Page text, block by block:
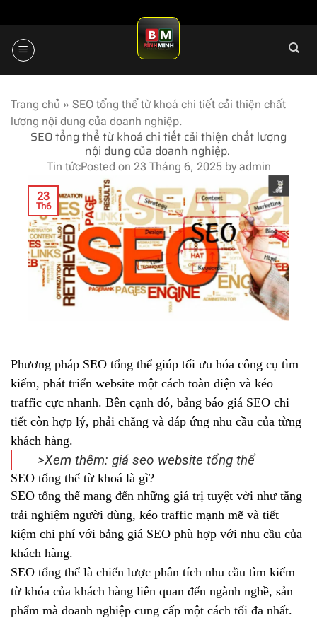
to
content
Trang chủ » SEO tổng thể từ khoá chi tiết cải thiện chất
lượng nội dung của doanh nghiệp.
SEO tổng thể từ khoá chi tiết cải thiện chất lượng
nội dung của doanh nghiệp.
Tin tứcPosted on 23 Tháng 6, 2025by admin
23
Th6
Phương pháp SEO tổng thể giúp tối ưu hóa công cụ tìm
kiếm, phát triển website một cách toàn diện và kéo
traffic cực nhanh. Bên cạnh đó, bảng báo giá SEO chi
tiết còn hợp lý, phải chăng và đáp ứng nhu cầu của từng
khách hàng.
>Xem thêm: giá seo website tổng thể
SEO tổng thể từ khoá là gì?
SEO tổng thể mang đến những giá trị tuyệt vời như tăng
trải nghiệm người dùng, kéo traffic mạnh mẽ và tiết
kiệm chi phí với bảng giá SEO phù hợp với nhu cầu của
khách hàng.
SEO tổng thể là chiến lược phân tích nhu cầu tìm kiếm
từ khóa của khách hàng liên quan đến ngành nghề, sản
phẩm mà doanh nghiệp cung cấp một cách tối đa nhất.